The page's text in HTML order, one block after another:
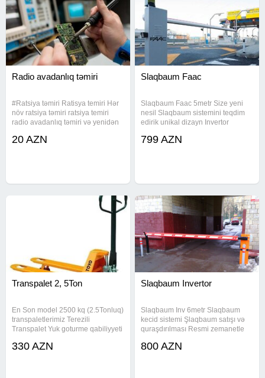
Radio avadanlıq təmiri
#Ratsiya təmiri Ratisya temiri Hər
növ ratsiya təmiri ratsiya temiri
radio avadanlıq təmiri və yenidən
bir zamanda təhvil verilməsi
20 AZN
Slaqbaum Faac
Slaqbaum Faac 5metr Size yeni
nesil Slaqbaum sistemini teqdim
edirik unikal dizayn Invertor
zemanet verilir Parking System"
799 AZN
Transpalet 2, 5Ton
En Son model 2500 kq (2.5Tonluq)
transpaletlerimiz Terezili
Transpalet Yuk goturme qabiliyyeti
poliretan Resmi zemanet Servis
330 AZN
Slaqbaum Invertor
Slaqbaum Inv 6metr Slaqbaum
kecid sistemi Şlaqbaum satışı və
quraşdırılması Resmi zemanetle
Smart Parking <> İstehsal: Çin,
800 AZN